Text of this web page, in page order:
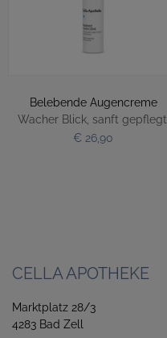
Belebende Augencreme
Wacher Blick, sanft gepflegt.
€ 26,90
CELLA APOTHEKE
Marktplatz 28/3
4283 Bad Zell